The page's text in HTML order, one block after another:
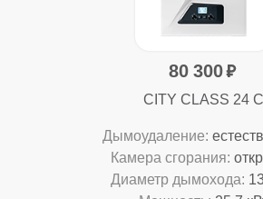
80 300
CITY CLASS 24 C
Дымоудаление:
Камера сгорания:
Диаметр дымохода: